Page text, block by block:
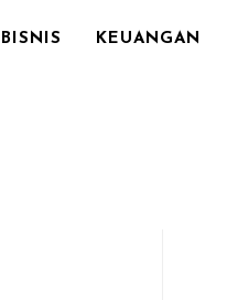
BISNIS KEUANGAN